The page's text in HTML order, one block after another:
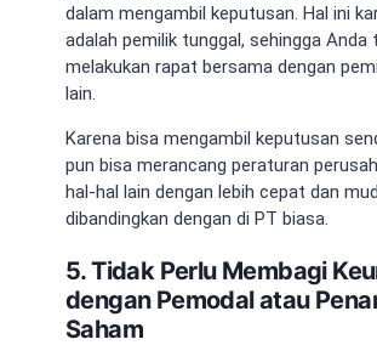
dalam mengambil keputusan. Hal ini
adalah pemilik tunggal, sehingga Anda
melakukan rapat bersama dengan
lain.
Karena bisa mengambil keputusan
pun bisa merancang peraturan
hal-hal lain dengan lebih cepat dan
dibandingkan dengan di PT biasa.
5. Tidak Perlu Membagi
dengan Pemodal atau
Saham